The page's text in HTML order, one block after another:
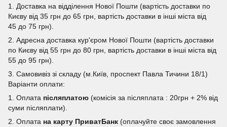
1. Доставка на відділення Нової Пошти (вартість доставки по
Києву від 35 грн до 65 грн, вартість доставки в інші міста від
45 до 75 грн).
2. Адресна доставка кур'єром Нової Пошти (вартість доставки
по Києву від 55 грн до 80 грн, вартість доставки в інші міста від
55 до 95 грн).
3. Самовивіз зі складу (м.Київ, проспект Павла Тичини 18/1)
Варіанти оплати:
1. Оплата післяплатою (комісія за післяплата : 20грн + 2% від
суми післяплати).
2. Оплата на карту ПриватБанк (оплачуйте своє замовлення